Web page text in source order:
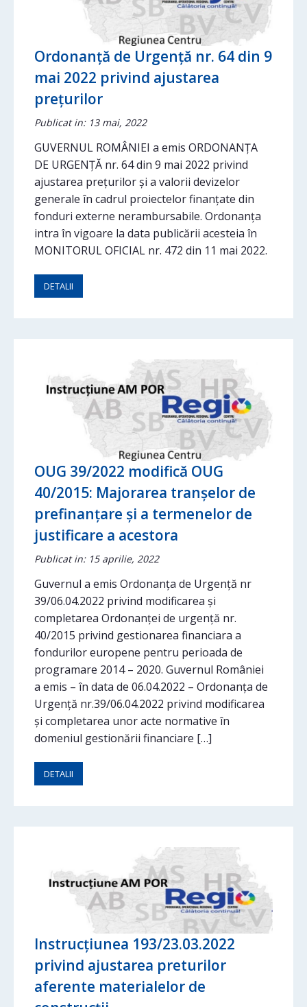
Ordonanţă de Urgenţă nr. 64 din 9
mai 2022 privind ajustarea
preţurilor
Publicat in: 13 mai, 2022
GUVERNUL ROMÂNIEI a emis ORDONANȚA
DE URGENȚĂ nr. 64 din 9 mai 2022 privind
ajustarea prețurilor și a valorii devizelor
generale în cadrul proiectelor finanțate din
fonduri externe nerambursabile. Ordonanța
intra în vigoare la data publicării acesteia în
MONITORUL OFICIAL nr. 472 din 11 mai 2022.
DETALII
OUG 39/2022 modifică OUG
40/2015: Majorarea tranșelor de
prefinanțare și a termenelor de
justificare a acestora
Publicat in: 15 aprilie, 2022
Guvernul a emis Ordonanța de Urgență nr
39/06.04.2022 privind modificarea și
completarea Ordonanței de urgență nr.
40/2015 privind gestionarea financiara a
fondurilor europene pentru perioada de
programare 2014 – 2020. Guvernul României
a emis – în data de 06.04.2022 – Ordonanța de
Urgență nr.39/06.04.2022 privind modificarea
și completarea unor acte normative în
domeniul gestionării financiare […]
DETALII
Instrucțiunea 193/23.03.2022
privind ajustarea preturilor
aferente materialelor de